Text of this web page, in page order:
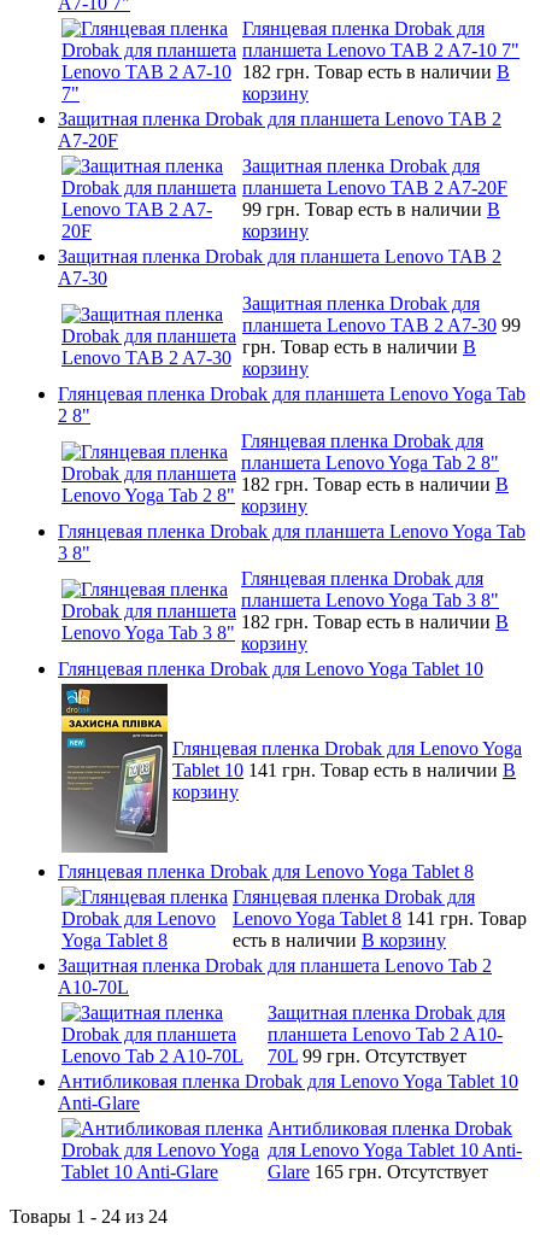
Глянцевая пленка Drobak для
планшета Lenovo TAB 2 A7-10 7"
182 грн. Товар есть в наличии В
корзину
Защитная пленка Drobak для планшета Lenovo TAB 2
A7-20F
Защитная пленка Drobak для
планшета Lenovo TAB 2 A7-20F
99 грн. Товар есть в наличии В
корзину
Защитная пленка Drobak для планшета Lenovo TAB 2
A7-30
Защитная пленка Drobak для
планшета Lenovo TAB 2 A7-30 99
грн. Товар есть в наличии В
корзину
Глянцевая пленка Drobak для планшета Lenovo Yoga Tab
2 8"
Глянцевая пленка Drobak для
планшета Lenovo Yoga Tab 2 8"
182 грн. Товар есть в наличии В
корзину
Глянцевая пленка Drobak для планшета Lenovo Yoga Tab
3 8"
Глянцевая пленка Drobak для
планшета Lenovo Yoga Tab 3 8"
182 грн. Товар есть в наличии В
корзину
Глянцевая пленка Drobak для Lenovo Yoga Tablet 10
Глянцевая пленка Drobak для Lenovo Yoga
Tablet 10 141 грн. Товар есть в наличии В
корзину
Глянцевая пленка Drobak для Lenovo Yoga Tablet 8
Глянцевая пленка Drobak для
Lenovo Yoga Tablet 8 141 грн. Товар
есть в наличии В корзину
Защитная пленка Drobak для планшета Lenovo Tab 2
A10-70L
Защитная пленка Drobak для
планшета Lenovo Tab 2 A10-
70L 99 грн. Отсутствует
Антибликовая пленка Drobak для Lenovo Yoga Tablet 10
Anti-Glare
Антибликовая пленка Drobak
для Lenovo Yoga Tablet 10 Anti-
Glare 165 грн. Отсутствует
Товары 1 - 24 из 24